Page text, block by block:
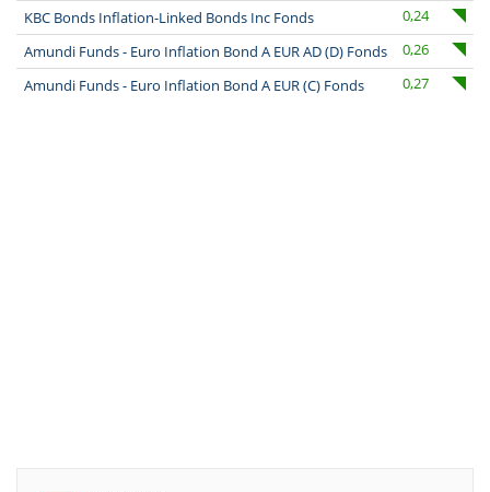
KBC Bonds Inflation-Linked Bonds Inc Fonds
0,24
Amundi Funds - Euro Inflation Bond A EUR AD (D) Fonds
0,26
Amundi Funds - Euro Inflation Bond A EUR (C) Fonds
0,27